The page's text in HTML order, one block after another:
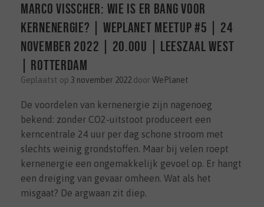
Marco Visscher: Wie is er bang voor
kernenergie? | WePlanet Meetup #5 | 24
november 2022 | 20.00u | Leeszaal West
| Rotterdam
Geplaatst op 3 november 2022 door WePlanet
De voordelen van kernenergie zijn nagenoeg
bekend: zonder CO2-uitstoot produceert een
kerncentrale 24 uur per dag schone stroom met
slechts weinig grondstoffen. Maar bij velen roept
kernenergie een ongemakkelijk gevoel op. Er hangt
een dreiging van gevaar omheen. Wat als het
misgaat? De argwaan zit diep.